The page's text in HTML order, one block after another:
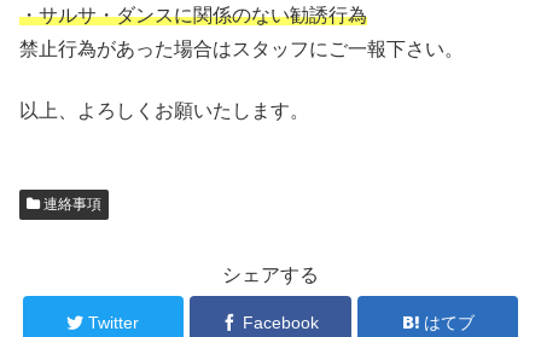
・サルサ・ダンスに関係のない勧誘行為
禁止行為があった場合はスタッフにご一報下さい。
以上、よろしくお願いたします。
連絡事項
シェアする
Twitter Facebook はてブ